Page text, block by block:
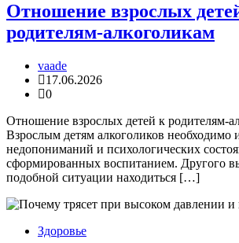
Отношение взрослых
родителям-алкоголикам
vaade
17.06.2026
0
Отношение взрослых детей к родителям-
Взрослым детям алкоголиков необходимо
недопониманий и психологических
сформированных воспитанием. Другого
подобной ситуации находиться […]
Здоровье